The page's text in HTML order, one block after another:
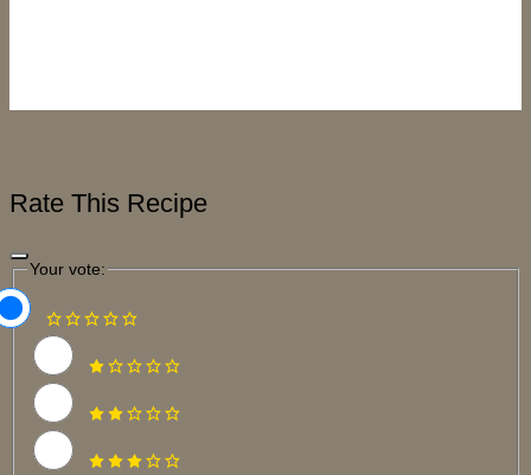
Rate This Recipe
Your vote: